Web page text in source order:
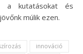
a kutatásokat és
múlik ezen.
innováció